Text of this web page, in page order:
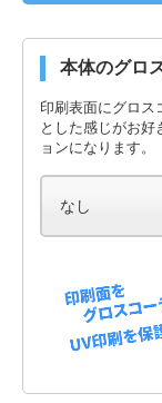
本体のグロ
印刷表面にグロス
とした感じがお好
ョンになります。